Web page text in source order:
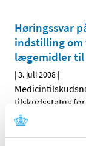
Høringssvar
indstilling
lægemidler til
|3. juli 2008 |
tilskudsstatus
Revurdering